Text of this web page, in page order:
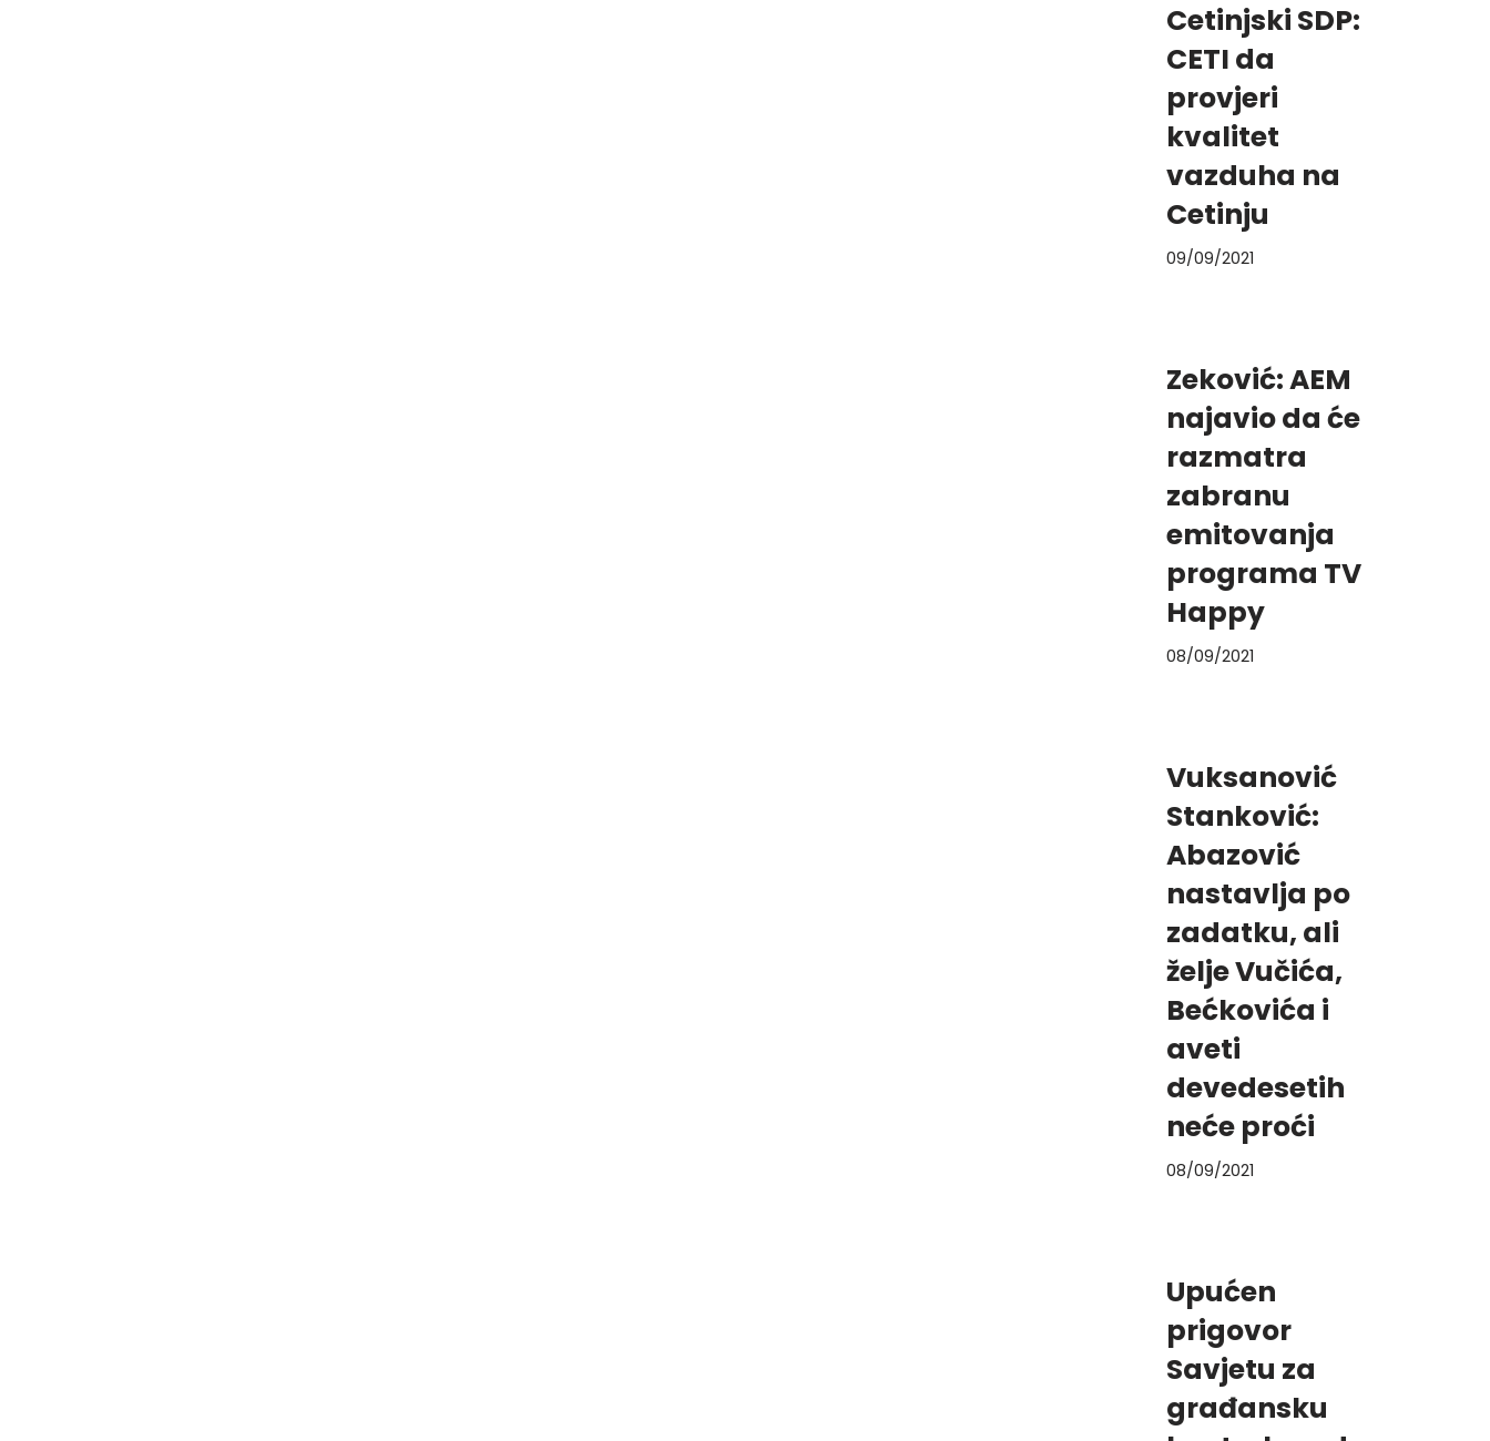
Cetinjski SDP:
CETI da
provjeri
kvalitet
vazduha na
Cetinju
09/09/2021
Zeković: AEM
najavio da će
razmatra
zabranu
emitovanja
programa TV
Happy
08/09/2021
Vuksanović
Stanković:
Abazović
nastavlja po
zadatku, ali
želje Vučića,
Bećkovića i
aveti
devedesetih
neće proći
08/09/2021
Upućen
prigovor
Savjetu za
građansku